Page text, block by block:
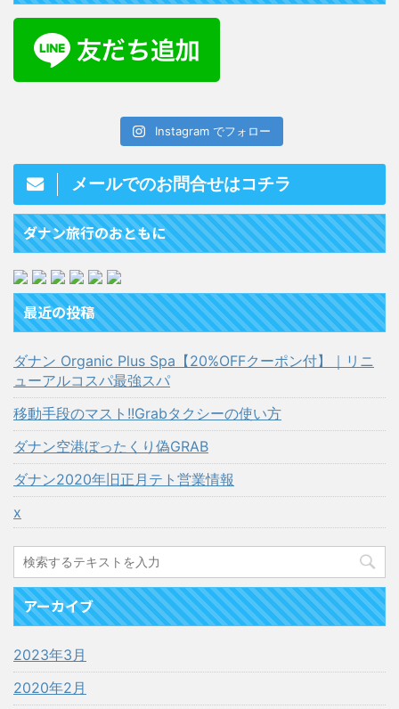
Instagram でフォロー
メールでのお問合せはコチラ
ダナン旅行のおともに
最近の投稿
ダナン Organic Plus Spa【20%OFFクーポン付】｜リニ
ューアルコスパ最強スパ
移動手段のマスト!!Grabタクシーの使い方
ダナン空港ぼったくり偽GRAB
ダナン2020年旧正月テト営業情報
x
アーカイブ
2023年3月
2020年2月